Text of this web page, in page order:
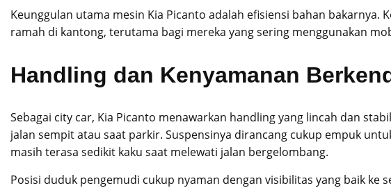
Keunggulan utama mesin Kia Picanto adalah efisiensi bahan bakarnya.
ramah di kantong, terutama bagi mereka yang sering menggunakan
Handling dan Kenyamanan
Sebagai city car, Kia Picanto menawarkan handling yang lincah dan
jalan sempit atau saat parkir. Suspensinya dirancang cukup empuk
masih terasa sedikit kaku saat melewati jalan bergelombang.
Posisi duduk pengemudi cukup nyaman dengan visibilitas yang baik ke